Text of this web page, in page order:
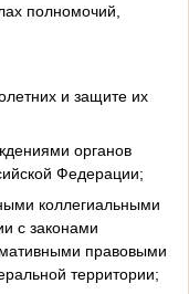
полномочий,
и защите их
органов
Федерации;
коллегиальными
с законами
правовыми
территории;